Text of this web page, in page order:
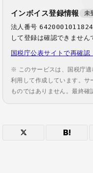
インボイス登録情報 未
法人番号6420001011824
して登録は確認できません
国税庁公表サイトで再確認
※ このサービスは、国税庁
利用して作成しています。サ
ものではありません。最終確